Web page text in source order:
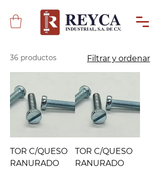
36 productos Filtrar y ordenar
TOR C/QUESO
RANURADO
TOR C/QUESO
RANURADO